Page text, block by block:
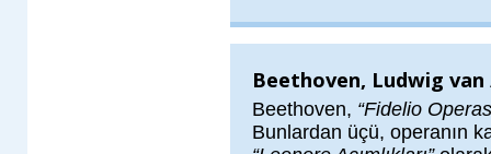
Beethoven, Ludwig van
Beethoven, “Fidelio
Bunlardan üçü, operanın